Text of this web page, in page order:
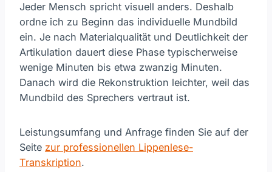
Jeder Mensch spricht visuell anders. Deshalb
ordne ich zu Beginn das individuelle Mundbild
ein. Je nach Materialqualität und Deutlichkeit der
Artikulation dauert diese Phase typischerweise
wenige Minuten bis etwa zwanzig Minuten.
Danach wird die Rekonstruktion leichter, weil das
Mundbild des Sprechers vertraut ist.
Leistungsumfang und Anfrage finden Sie auf der
Seite zur professionellen Lippenlese-
Transkription.